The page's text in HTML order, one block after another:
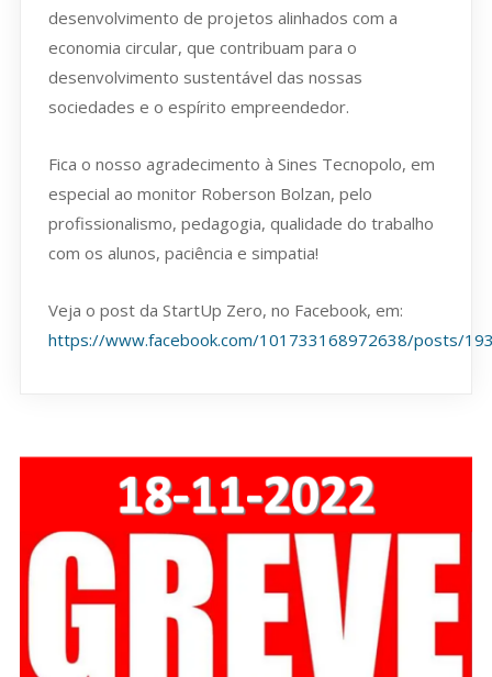
desenvolvimento de projetos alinhados com a
economia circular, que contribuam para o
desenvolvimento sustentável das nossas
sociedades e o espírito empreendedor.
Fica o nosso agradecimento à Sines Tecnopolo, em
especial ao monitor Roberson Bolzan, pelo
profissionalismo, pedagogia, qualidade do trabalho
com os alunos, paciência e simpatia!
Veja o post da StartUp Zero, no Facebook, em:
https://www.facebook.com/101733168972638/posts/